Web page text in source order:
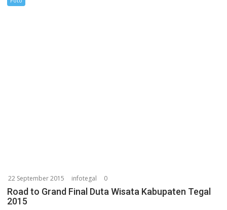
22 September 2015 infotegal 0
Road to Grand Final Duta Wisata Kabupaten Tegal
2015